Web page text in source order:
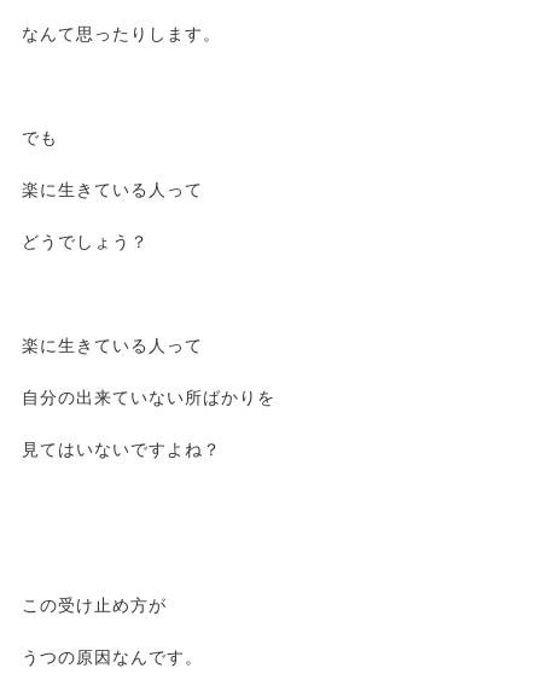
なんて思ったりします。
でも
楽に生きている人って
どうでしょう？
楽に生きている人って
自分の出来ていない所ばかりを
見てはいないですよね？
この受け止め方が
うつの原因なんです。